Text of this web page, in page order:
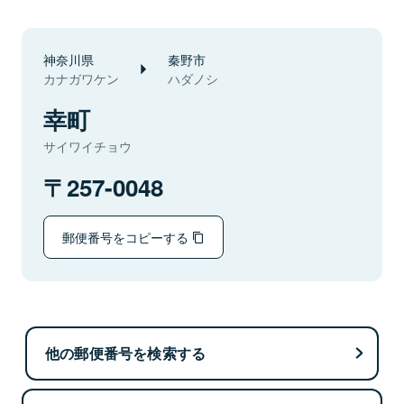
神奈川県
カナガワケン
秦野市
ハダノシ
幸町
サイワイチョウ
257-0048
郵便番号をコピーする
他の郵便番号を検索する